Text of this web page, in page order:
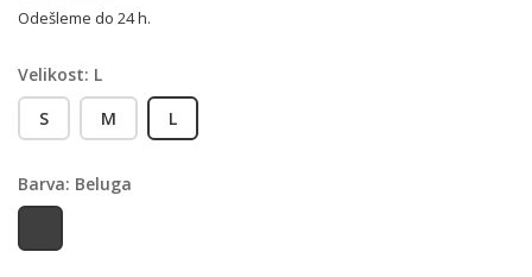
Odešleme do 24 h.
Velikost: L
S
M L
Barva: Beluga
Beluga